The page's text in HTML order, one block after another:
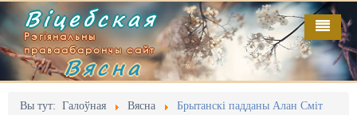
Віцебская
Рэгіянальны
праваабарончы сайт
Вясна
Вы тут: Галоўная Вясна
Брытанскі падданы Алан Сміт
Галоўная
Адміністрацыйны перасьлед
Выданьні